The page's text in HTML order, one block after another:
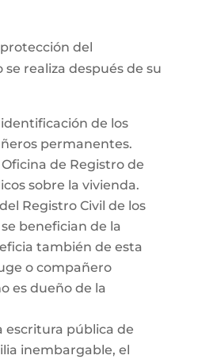
del
realiza después de su
de los
permanentes.
de Registro de
sobre la vivienda.
Registro Civil de los
benefician de la
también de esta
o compañero
es dueño de la
escritura pública de
inembargable, el